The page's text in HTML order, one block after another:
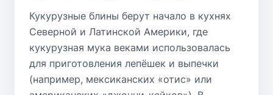
Кукурузные блины берут начало в кухнях
Северной и Латинской Америки, где
кукурузная мука веками использовалась
для приготовления лепёшек и выпечки
(например, мексиканских «отис» или